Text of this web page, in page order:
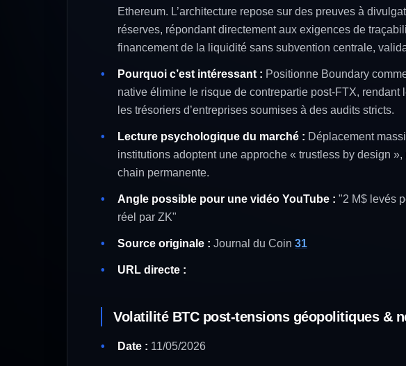
Ethereum. L’architecture repose sur des preuves à
réserves, répondant directement aux exigences de
financement de la liquidité sans subvention centrale,
Pourquoi c’est intéressant : Positionne Boundary
native élimine le risque de contrepartie post-FTX,
les trésoriers d’entreprises soumises à des audits stricts.
Lecture psychologique du marché : Déplacement
institutions adoptent une approche « trustless by design
chain permanente.
Angle possible pour une vidéo YouTube : "2 M$ levés
réel par ZK"
Source originale : Journal du Coin 31
URL directe :
Volatilité BTC post-tensions géopolitiques &
Date : 11/05/2026